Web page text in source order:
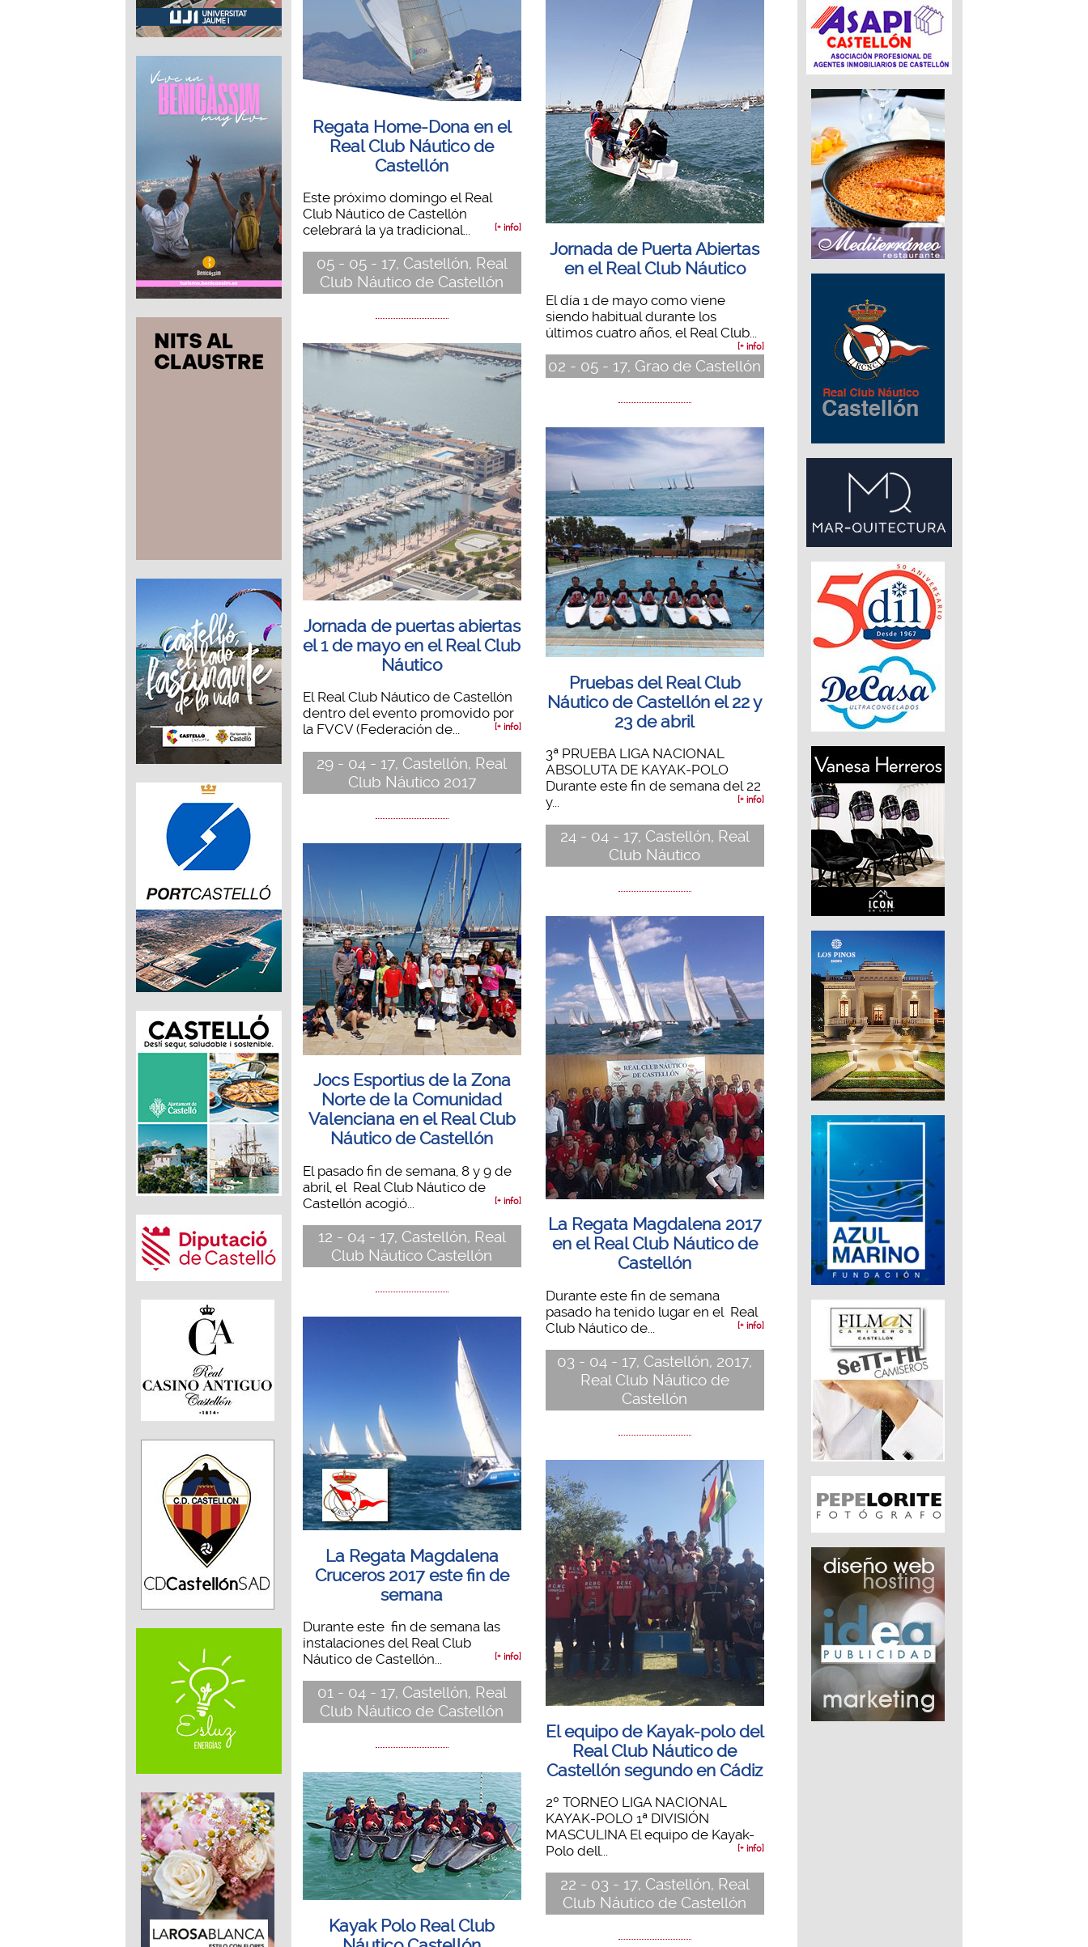
Regata Home-Dona en el
Real Club Náutico de
Castellón
Este próximo domingo el Real
Club Náutico de Castellón
celebrará la ya tradicional...
[+ info]
05 - 05 - 17, Castellón, Real
Club Náutico de Castellón
Jornada de puertas abiertas
el 1 de mayo en el Real Club
Náutico
El Real Club Náutico de Castellón
dentro del evento promovido por
la FVCV (Federación de...
[+ info]
29 - 04 - 17, Castellón, Real
Club Náutico 2017
Jocs Esportius de la Zona
Norte de la Comunidad
Valenciana en el Real Club
Náutico de Castellón
El pasado fin de semana, 8 y 9 de
abril, el Real Club Náutico de
Castellón acogió...
[+ info]
12 - 04 - 17, Castellón, Real
Club Náutico Castellón
La Regata Magdalena
Cruceros 2017 este fin de
semana
Durante este fin de semana las
instalaciones del Real Club
Náutico de Castellón...
[+ info]
01 - 04 - 17, Castellón, Real
Club Náutico de Castellón
Kayak Polo Real Club
Jornada de Puerta Abiertas
en el Real Club Náutico
El día 1 de mayo como viene
siendo habitual durante los
últimos cuatro años, el Real Club...
[+ info]
02 - 05 - 17, Grao de Castellón
Pruebas del Real Club
Náutico de Castellón el 22 y
23 de abril
3ª PRUEBA LIGA NACIONAL
ABSOLUTA DE KAYAK-POLO
Durante este fin de semana del 22
y...
[+ info]
24 - 04 - 17, Castellón, Real
Club Náutico
La Regata Magdalena 2017
en el Real Club Náutico de
Castellón
Durante este fin de semana
pasado ha tenido lugar en el Real
Club Náutico de...
[+ info]
03 - 04 - 17, Castellón, 2017,
Real Club Náutico de
Castellón
El equipo de Kayak-polo del
Real Club Náutico de
Castellón segundo en Cádiz
2º TORNEO LIGA NACIONAL
KAYAK-POLO 1ª DIVISIÓN
MASCULINA El equipo de Kayak-
Polo dell...
[+ info]
22 - 03 - 17, Castellón, Real
Club Náutico de Castellón